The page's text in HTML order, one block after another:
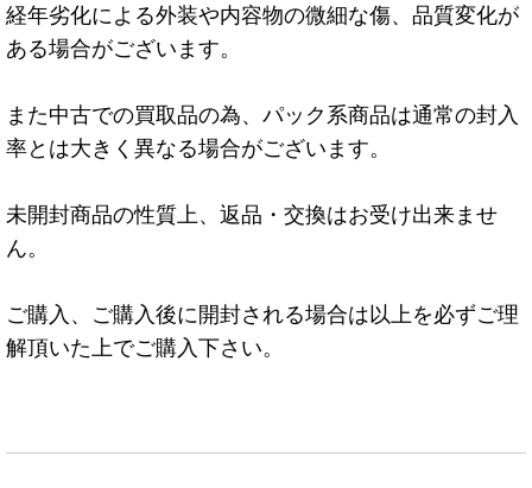
経年劣化による外装や内容物の微細な傷、品質変化が
ある場合がございます。
また中古での買取品の為、パック系商品は通常の封入
率とは大きく異なる場合がございます。
未開封商品の性質上、返品・交換はお受け出来ませ
ん。
ご購入、ご購入後に開封される場合は以上を必ずご理
解頂いた上でご購入下さい。